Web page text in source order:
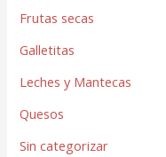
Frutas secas
Galletitas
Leches y Mantecas
Quesos
Sin categorizar